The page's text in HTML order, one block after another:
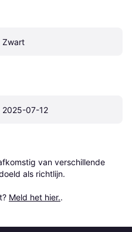
Zwart
2025-07-12
van verschillende
als richtlijn.
Meld het hier..